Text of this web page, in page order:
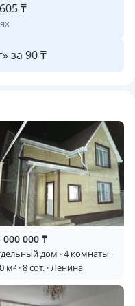
₸
за 90 ₸
000 000 ₸
дом · 4 комнаты ·
м² · 8 сот. · Ленина